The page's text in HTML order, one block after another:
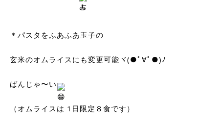
＊パスタをふあふあ玉子の
玄米のオムライスにも変更可能ヾ(●ﾟ∀ﾟ●)ﾉ
ばんじゃ〜い
（オムライスは 1日限定８食です）